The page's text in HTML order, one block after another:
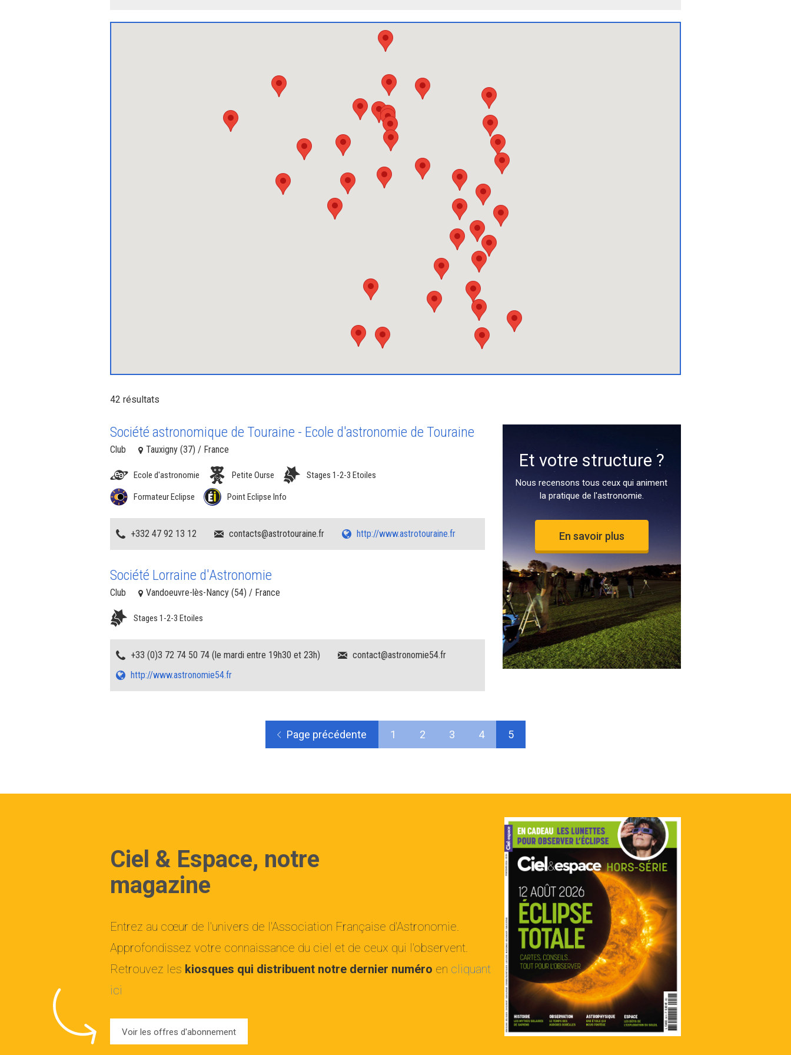
42 résultats
Société astronomique de Touraine - Ecole d'astronomie de Touraine
Club Tauxigny (37) / France
Ecole d'astronomie Petite Ourse Stages 1-2-3 Etoiles
Formateur Eclipse Point Eclipse Info
+332 47 92 13 12 contacts@astrotouraine.fr http://www.astrotouraine.fr
Société Lorraine d'Astronomie
Club Vandoeuvre-lès-Nancy (54) / France
Stages 1-2-3 Etoiles
+33 (0)3 72 74 50 74 (le mardi entre 19h30 et 23h)
contact@astronomie54.fr
http://www.astronomie54.fr
Et votre structure ?
Nous recensons tous ceux qui animent
la pratique de l'astronomie.
En savoir plus
Page précédente 1 2 3 4 5
Ciel & Espace, notre
magazine
Entrez au cœur de l'univers de l'Association Française d'Astronomie.
Approfondissez votre connaissance du ciel et de ceux qui l'observent.
Retrouvez les kiosques qui distribuent notre dernier numéro en cliquant
ici
Voir les offres d'abonnement